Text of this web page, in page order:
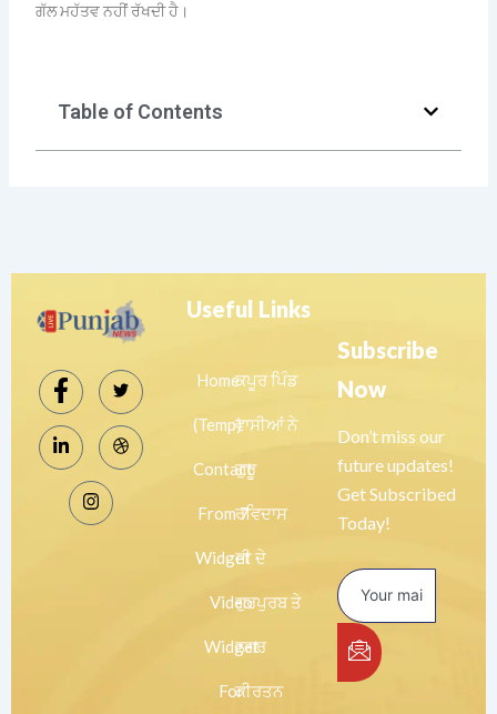
ਗੱਲ ਮਹੱਤਵ ਨਹੀਂ ਰੱਖਦੀ ਹੈ।
Table of Contents
Useful Links
Home
(Temp)
Contact
From 7
Widget
Video
Widget
For
ਕਪੂਰ ਪਿੰਡ
ਵਾਸੀਆਂ ਨੇ
ਗੁਰੂ
ਰਵਿਦਾਸ
ਜੀ ਦੇ
ਗੁਰਪੁਰਬ ਤੇ
ਨਗਰ
ਕੀਰਤਨ
Subscribe
Now
Don’t miss our
future updates!
Get Subscribed
Today!